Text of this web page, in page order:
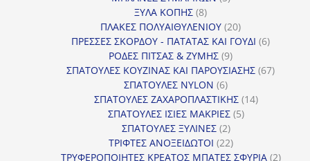
ΞΥΛΑ ΚΟΠΗΣ 88
προϊόντα
ΠΛΑΚΕΣ ΠΟΛΥΑΙΘΥΛΕΝΙΟΥ 2020
προϊόντα
ΠΡΕΣΣΕΣ ΣΚΟΡΔΟΥ - ΠΑΤΑΤΑΣ ΚΑΙ ΓΟΥΔΙ 66
ΡΟΔΕΣ ΠΙΤΣΑΣ & ΖΥΜΗΣ 99
προϊόντα
ΣΠΑΤΟΥΛΕΣ ΚΟΥΖΙΝΑΣ ΚΑΙ ΠΑΡΟΥΣΙΑΣΗΣ 6767
ΣΠΑΤΟΥΛΕΣ NYLON 66
προϊόντα
ΣΠΑΤΟΥΛΕΣ ΖΑΧΑΡΟΠΛΑΣΤΙΚΗΣ 1414
ΣΠΑΤΟΥΛΕΣ ΙΣΙΕΣ ΜΑΚΡΙΕΣ 55
ΣΠΑΤΟΥΛΕΣ ΞΥΛΙΝΕΣ 22
προϊόντα
ΤΡΙΦΤΕΣ ΑΝΟΞΕΙΔΩΤΟΙ 2222
προϊόντα
ΤΡΥΦΕΡΟΠΟΙΗΤΕΣ ΚΡΕΑΤΟΣ ΜΠΑΤΕΣ ΣΦΥΡΙΑ 22